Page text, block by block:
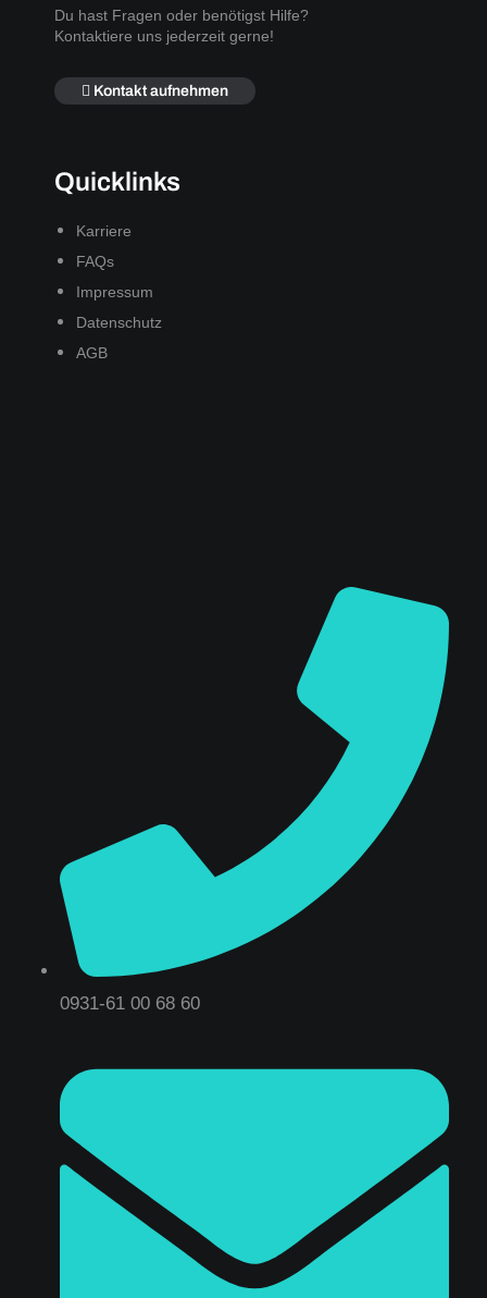
Du hast Fragen oder benötigst Hilfe?
Kontaktiere uns jederzeit gerne!
Kontakt aufnehmen
Quicklinks
Karriere
FAQs
Impressum
Datenschutz
AGB
0931-61 00 68 60